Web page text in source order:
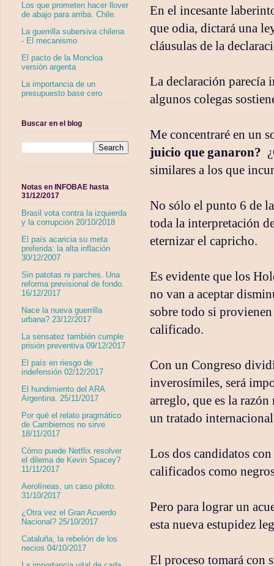
En el incesante
que odia, dictará una
cláusulas de la
La declaración parecía
algunos colegas
Me concentraré en un
juicio que ganaron?
similares a los que
No sólo el punto 6 de
toda la interpretación
eternizar el capricho.
Es evidente que los
no van a aceptar
sobre todo si
calificado.
Con un Congreso
inverosímiles, será
arreglo, que es la
un tratado
Los dos candidatos
calificados como
Pero para lograr un
esta nueva estupidez
El proceso tomará con
Los que prometen hacer llover
de abajo para arriba. Chile.
La guerrilla subersiva chilena
- El mecanismo
El pacto de la Moncloa
versión argenta
La importancia de un
presupuesto base cero
Buscar en el blog
Notas en INFOBAE hasta
31/12/2017
Brasil vota contra la izquierda
y la corrupción 20/10/2018
El país acaricia su meta
preferida: la alta inflación
30/12/2007
Sin patotas ni parches. Una
reforma previsional de fondo.
16/12/2017
Nace la nueva guerrilla
urbana? 23/12/2017
La sensatez también cumple
prisión preventiva 09/12/2017
El país en riesgo de
indefensión 02/12/2017
El hundimiento del ARA
Argentina. 25/11/2017
Por qué el relato pragmático
de Cambiemos no sirve
18/11/2017
Cómo puede Netflix resolver
el dilema de Kevin Spacey?
11/11/2017
Aerolíneas, un caso piloto.
31/10/2017
¿Otra vez el Gran Acuerdo
Nacional? 25/10/2017
Cataluña, la rebelión de los
necios 04/10/2017